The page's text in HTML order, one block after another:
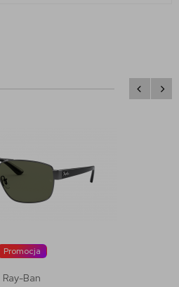
Promocja
Ray-Ban